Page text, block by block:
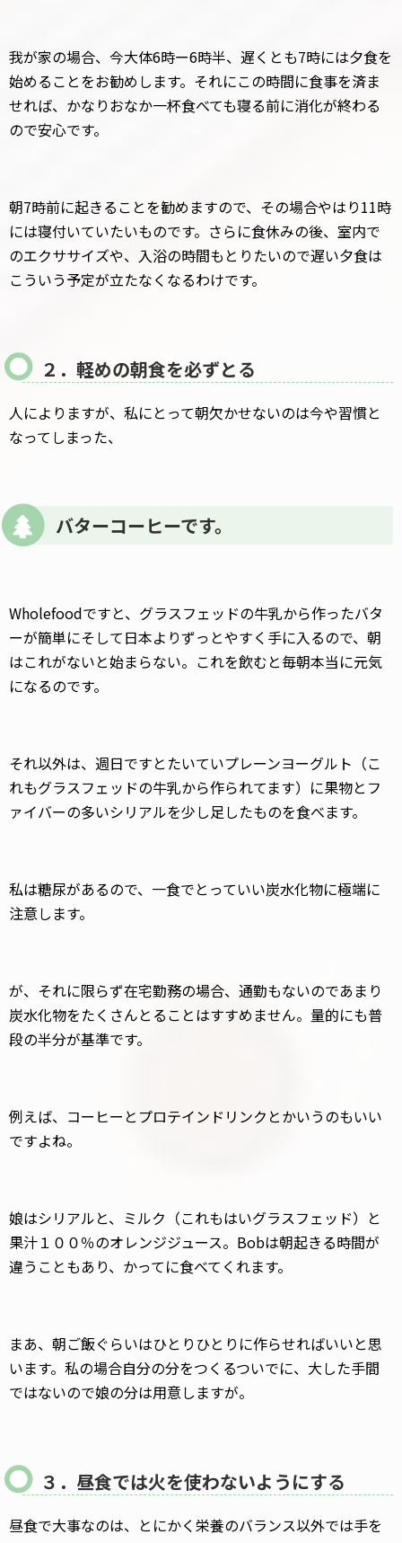
我が家の場合、今大体6時ー6時半、遅くとも7時には夕食を
始めることをお勧めします。それにこの時間に食事を済ま
せれば、かなりおなか一杯食べても寝る前に消化が終わる
ので安心です。
朝7時前に起きることを勧めますので、その場合やはり11時
には寝付いていたいものです。さらに食休みの後、室内で
のエクササイズや、入浴の時間もとりたいので遅い夕食は
こういう予定が立たなくなるわけです。
２．軽めの朝食を必ずとる
人によりますが、私にとって朝欠かせないのは今や習慣と
なってしまった、
バターコーヒーです。
Wholefoodですと、グラスフェッドの牛乳から作ったバタ
ーが簡単にそして日本よりずっとやすく手に入るので、朝
はこれがないと始まらない。これを飲むと毎朝本当に元気
になるのです。
それ以外は、週日ですとたいていプレーンヨーグルト（こ
れもグラスフェッドの牛乳から作られてます）に果物とフ
ァイバーの多いシリアルを少し足したものを食べます。
私は糖尿があるので、一食でとっていい炭水化物に極端に
注意します。
が、それに限らず在宅勤務の場合、通勤もないのであまり
炭水化物をたくさんとることはすすめません。量的にも普
段の半分が基準です。
例えば、コーヒーとプロテインドリンクとかいうのもいい
ですよね。
娘はシリアルと、ミルク（これもはいグラスフェッド）と
果汁１００％のオレンジジュース。Bobは朝起きる時間が
違うこともあり、かってに食べてくれます。
まあ、朝ご飯ぐらいはひとりひとりに作らせればいいと思
います。私の場合自分の分をつくるついでに、大した手間
ではないので娘の分は用意しますが。
３．昼食では火を使わないようにする
昼食で大事なのは、とにかく栄養のバランス以外では手を